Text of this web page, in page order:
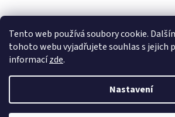
Tento web používá soubory cookie.
tohoto webu vyjadřujete souhlas s jejich
informacízde.
Nastavení
Vytvořil Shoptet